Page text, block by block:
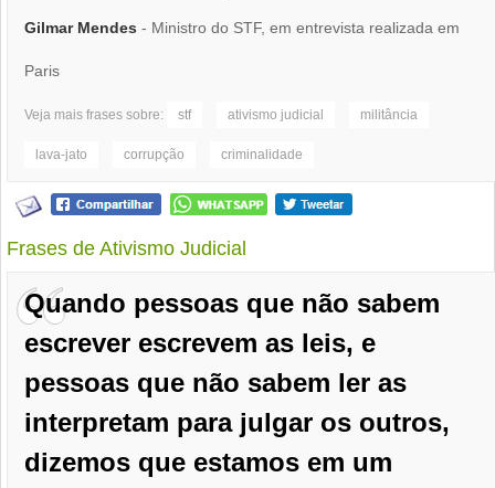
Gilmar Mendes - Ministro do STF, em entrevista realizada em
Paris
Veja mais frases sobre: stf ativismo judicial militância
lava-jato corrupção criminalidade
Frases de Ativismo Judicial
Quando pessoas que não sabem
escrever escrevem as leis, e
pessoas que não sabem ler as
interpretam para julgar os outros,
dizemos que estamos em um